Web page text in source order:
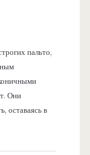
пальто,
Они
оставаясь в